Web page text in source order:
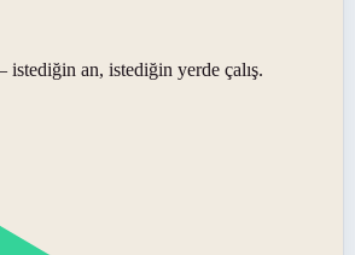
an, istediğin yerde çalış.